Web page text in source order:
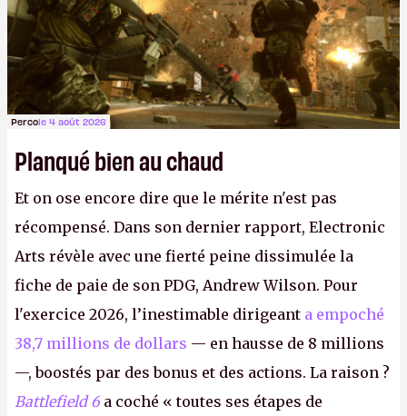
Percole 4 août 2026
Planqué bien au chaud
Et on ose encore dire que le mérite n'est pas
récompensé. Dans son dernier rapport, Electronic
Arts révèle avec une fierté peine dissimulée la
fiche de paie de son PDG, Andrew Wilson. Pour
l'exercice 2026, l’inestimable dirigeant a empoché
38,7 millions de dollars — en hausse de 8 millions
—, boostés par des bonus et des actions. La raison ?
Battlefield 6 a coché « toutes ses étapes de